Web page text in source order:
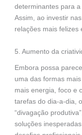
determinantes para
Assim, ao investir
relações mais felizes
5. Aumento da
Embora possa
uma das formas
mais energia, foco e
tarefas do dia-a-dia,
“divagação
soluções